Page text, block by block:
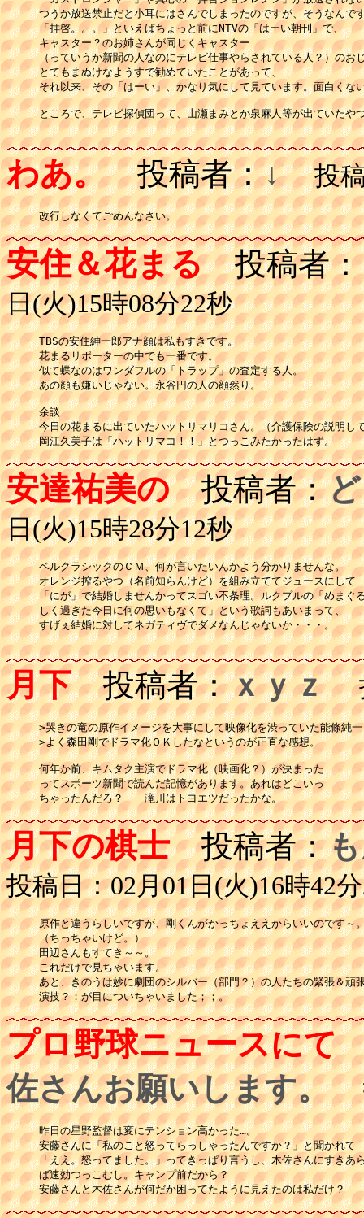
つうか放送禁止だと小耳にはさんでしまったのですが、そうなんで
「拝啓。。。」といえばちょっと前にNTVの「はーい朝刊」で、
キャスター？のお姉さんが同じくキャスター
（っていうか新聞の人なのにテレビ仕事やらされている人？）のお
とてもまぬけなようすで勧めていたことがあって、
それ以来、その「はーい」、かなり気にして見ています。面白くな
ところで、テレビ探偵団って、山瀬まみとか泉麻人等が出ていたや
わあ。投稿者：↓ 投稿
改行しなくてごめんなさい。
安住＆花まる投稿者：
日(火)15時08分22秒
TBSの安住紳一郎アナ顔は私もすきです。
花まるリポーターの中でも一番です。
似て蝶なのはワンダフルの「トラップ」の査定する人。
あの顔も嫌いじゃない。永谷円の人の顔然り。
余談
今日の花まるに出ていたハットリマリコさん。（介護保険の説明し
岡江久美子は「ハットリマコ！！」とつっこみたかったはず。
安達祐美の投稿者：
日(火)15時28分12秒
ベルクラシックのＣＭ、何が言いたいんかよう分かりませんな。
オレンジ搾るやつ（名前知らんけど）を組み立ててジュースにして
「にが」で結婚しませんかってスゴい不条理。ルクプルの「めまぐ
しく過ぎた今日に何の思いもなくて」という歌詞もあいまって、
すげぇ結婚に対してネガティヴでダメなんじゃないか・・・。
月下投稿者：ｘｙｚ
>哭きの竜の原作イメージを大事にして映像化を渋っていた能條純
>よく森田剛でドラマ化ＯＫしたなというのが正直な感想。
何年か前、キムタク主演でドラマ化（映画化？）が決まった
ってスポーツ新聞で読んだ記憶があります。あれはどこいっ
ちゃったんだろ？　　滝川はトヨエツだったかな。
月下の棋士投稿者：
投稿日：02月01日(火)16時42
原作と違うらしいですが、剛くんがかっちょええからいいのです～
（ちっちゃいけど。）
田辺さんもすてき～～。
これだけで見ちゃいます。
あと、きのうは妙に劇団のシルバー（部門？）の人たちの緊張＆頑
演技？；が目についちゃいました；；。
プロ野球ニュースにて
佐さんお願いします。
昨日の星野監督は変にテンション高かった…。
安藤さんに「私のこと怒ってらっしゃったんですか？」と聞かれて
「ええ。怒ってました。」ってきっぱり言うし、木佐さんにすきあ
ば速効つっこむし。キャンプ前だから？
安藤さんと木佐さんが何だか困ってたように見えたのは私だけ？